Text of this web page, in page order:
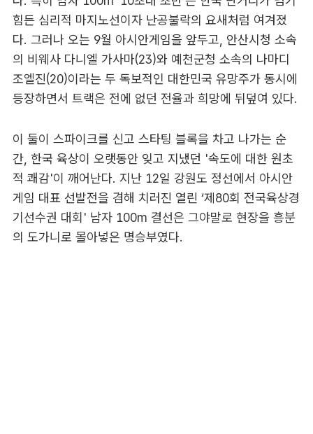
힘든 심리적 마지노선이자 난공불락의 요새처럼 여겨졌
다. 그러나 오는 9월 아시안게임을 앞두고, 안산시청 소속
의 비웨사 다니엘 가사마(23)와 예천군청 소속의 나마디
조엘진(20)이라는 두 독보적인 대한민국 유망주가 동시에
등장하면서 트랙은 전에 없던 전율과 희망에 뒤덮여 있다.
이 둘이 스파이크를 신고 스타팅 블록을 차고 나가는 순
간, 한국 육상이 오랫동안 잊고 지냈던 '속도에 대한 원초
적 쾌감'이 깨어난다. 지난 12일 강원도 정선에서 아시안
게임 대표 선발전을 겸해 치러진 열린 ‘제80회 전국육상경
기선수권 대회' 남자 100m 결선은 그야말로 현장을 흥분
의 도가니로 몰아넣은 명승부였다.